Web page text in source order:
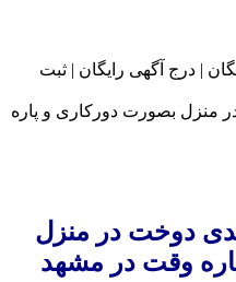
دوخت در منزل
وقت در مشهد